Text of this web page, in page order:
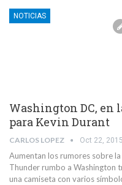
NOTICIAS
Washington DC, en
para Kevin Durant
CARLOS LOPEZ Oct 22, 2015
Aumentan los rumores sobre
Thunder rumbo a Washington
una camiseta con varios